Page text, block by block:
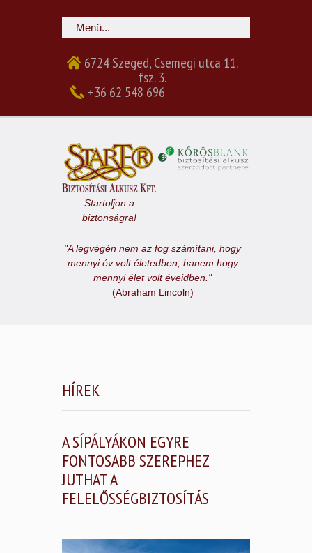
6724 Szeged, Csemegi utca 11.
fsz. 3.
+36 62 548 696
Startoljon a
biztonságra!
"A legvégén nem az fog számítani, hogy
mennyi év volt életedben, hanem hogy
mennyi élet volt éveidben."
(Abraham Lincoln)
HÍREK
A SÍPÁLYÁKON EGYRE
FONTOSABB SZEREPHEZ
JUTHAT A
FELELŐSSÉGBIZTOSÍTÁS